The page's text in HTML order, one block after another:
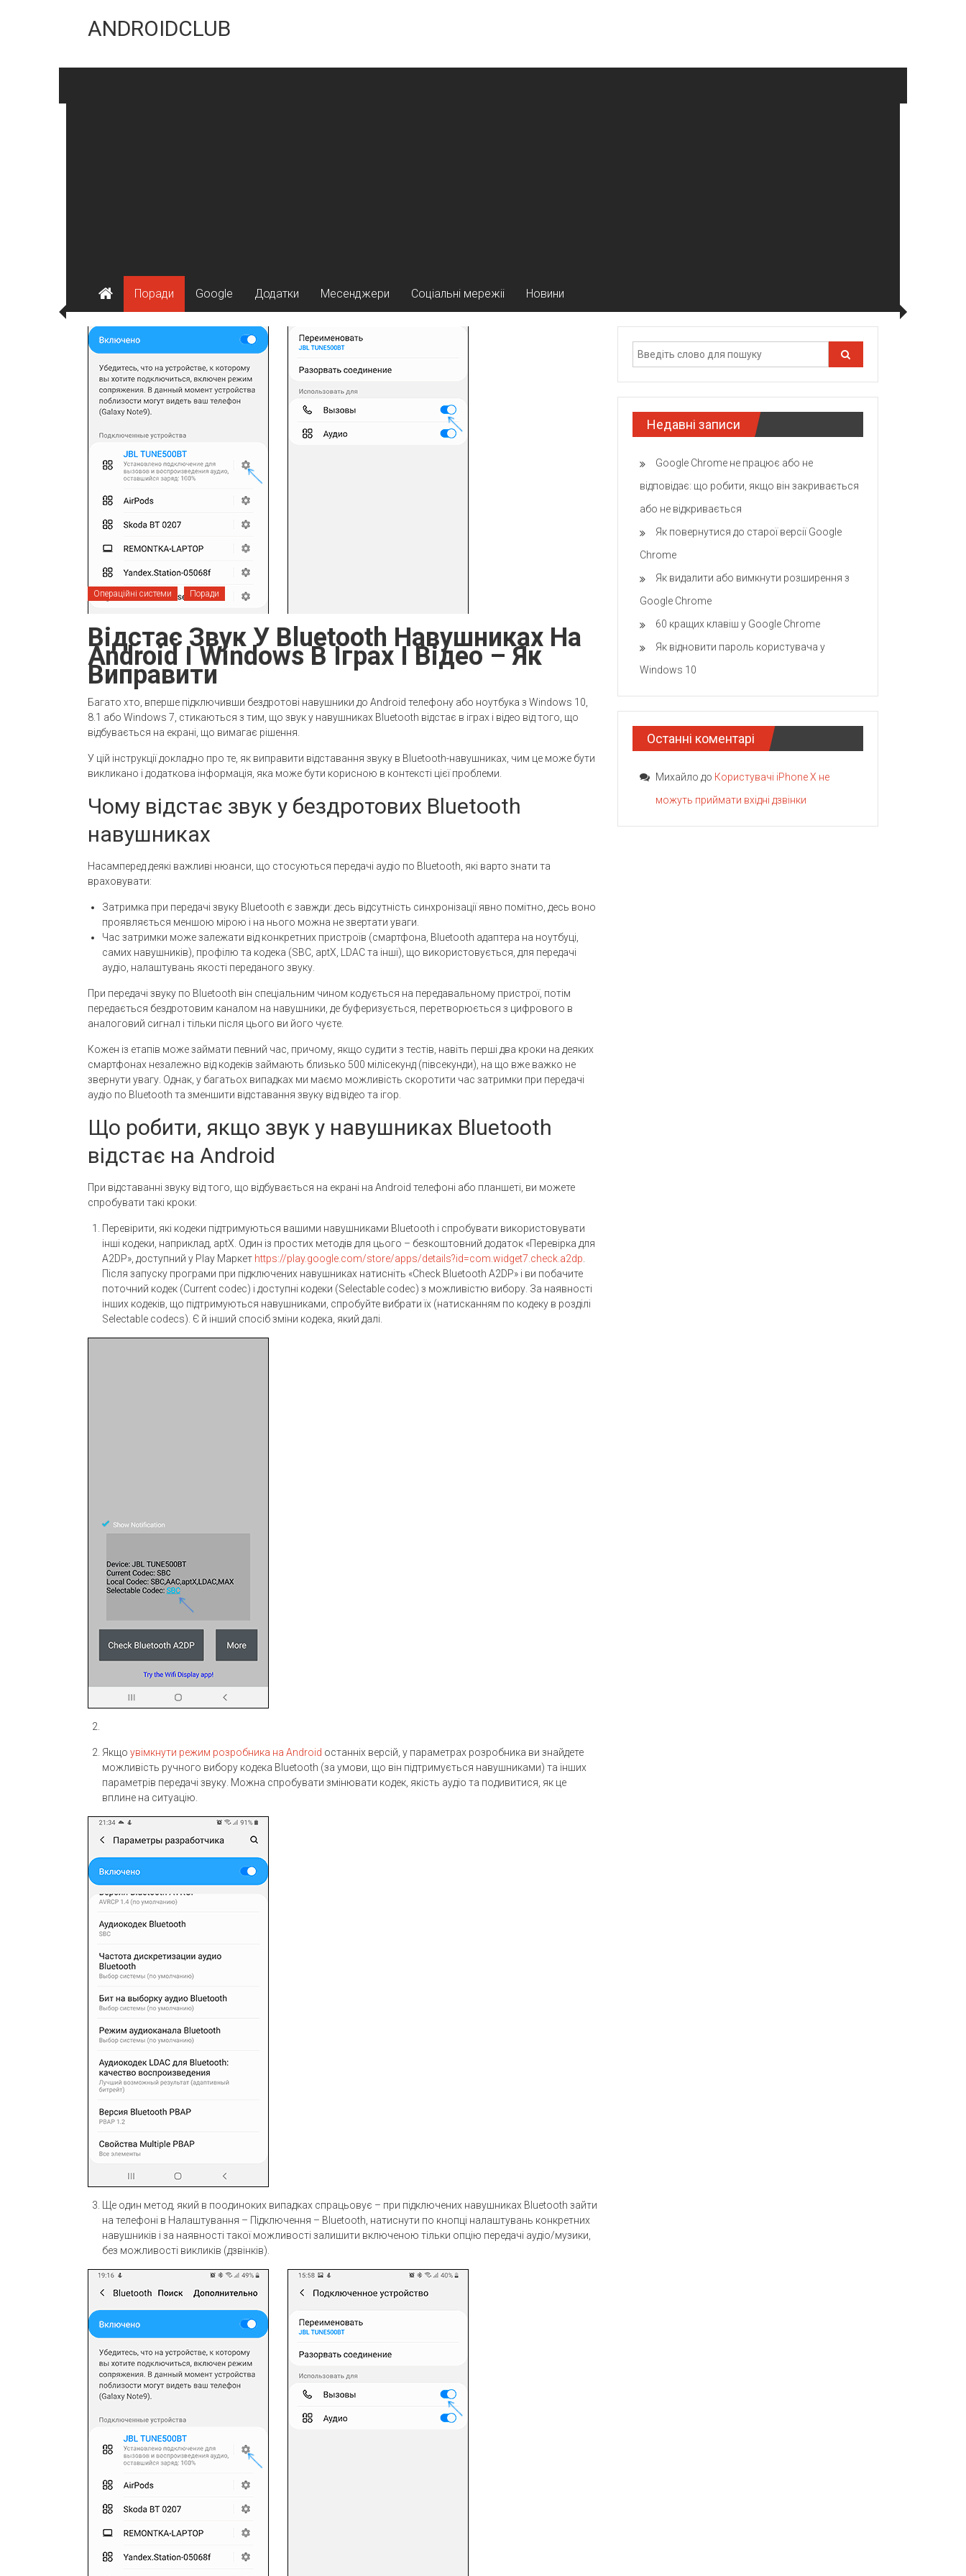
contentANDROIDCLUB
Поради Google Додатки Месенджери Соціальні мережіі Новини
Операційні системи Поради
Відстає Звук У Bluetooth Навушниках На
Android І Windows В Іграх І Відео – Як
Виправити
Багато хто, вперше підключивши бездротові навушники до Android телефону або ноутбука з Windows 10,
8.1 або Windows 7, стикаються з тим, що звук у навушниках Bluetooth відстає в іграх і відео від того, що
відбувається на екрані, що вимагає рішення.
У цій інструкції докладно про те, як виправити відставання звуку в Bluetooth-навушниках, чим це може бути
викликано і додаткова інформація, яка може бути корисною в контексті цієї проблеми.
Чому відстає звук у бездротових Bluetooth
навушниках
Насамперед деякі важливі нюанси, що стосуються передачі аудіо по Bluetooth, які варто знати та
враховувати:
Затримка при передачі звуку Bluetooth є завжди: десь відсутність синхронізації явно помітно, десь воно
проявляється меншою мірою і на нього можна не звертати уваги.
Час затримки може залежати від конкретних пристроїв (смартфона, Bluetooth адаптера на ноутбуці,
самих навушників), профілю та кодека (SBC, aptX, LDAC та інші), що використовується, для передачі
аудіо, налаштувань якості переданого звуку.
При передачі звуку по Bluetooth він спеціальним чином кодується на передавальному пристрої, потім
передається бездротовим каналом на навушники, де буферизується, перетворюється з цифрового в
аналоговий сигнал і тільки після цього ви його чуєте.
Кожен із етапів може займати певний час, причому, якщо судити з тестів, навіть перші два кроки на деяких
смартфонах незалежно від кодеків займають близько 500 мілісекунд (півсекунди), на що вже важко не
звернути увагу. Однак, у багатьох випадках ми маємо можливість скоротити час затримки при передачі
аудіо по Bluetooth та зменшити відставання звуку від відео та ігор.
Що робити, якщо звук у навушниках Bluetooth
відстає на Android
При відставанні звуку від того, що відбувається на екрані на Android телефоні або планшеті, ви можете
спробувати такі кроки:
Перевірити, які кодеки підтримуються вашими навушниками Bluetooth і спробувати використовувати
інші кодеки, наприклад, aptX. Один із простих методів для цього – безкоштовний додаток «Перевірка для
A2DP», доступний у Play Маркет https://play.google.com/store/apps/details?id=com.widget7.check.a2dp
Після запуску програми при підключених навушниках натисніть «Check Bluetooth A2DP» і ви побачите
поточний кодек (Current codec) і доступні кодеки (Selectable codec) з можливістю вибору. За наявності
інших кодеків, що підтримуються навушниками, спробуйте вибрати їх (натисканням по кодеку в розділі
Selectable codecs). Є й інший спосіб зміни кодека, який далі.
Якщо увімкнути режим розробника на Android останніх версій, у параметрах розробника ви знайдете
можливість ручного вибору кодека Bluetooth (за умови, що він підтримується навушниками) та інших
параметрів передачі звуку. Можна спробувати змінювати кодек, якість аудіо та подивитися, як це
вплине на ситуацію.
Ще один метод, який в поодиноких випадках спрацьовує – при підключених навушниках Bluetooth зайти
на телефоні в Налаштування – Підключення – Bluetooth, натиснути по кнопці налаштувань конкретних
навушників і за наявності такої можливості залишити включеною тільки опцію передачі аудіо/музики,
без можливості викликів (дзвінків).
Недавні записи
Google Chrome не працює або не
відповідає: що робити, якщо він закривається
або не відкривається
Як повернутися до старої версії Google
Chrome
Як видалити або вимкнути розширення з
Google Chrome
60 кращих клавіш у Google Chrome
Як відновити пароль користувача у
Windows 10
Останні коментарі
Михайло до Користувачі iPhone X не
можуть приймати вхідні дзвінки